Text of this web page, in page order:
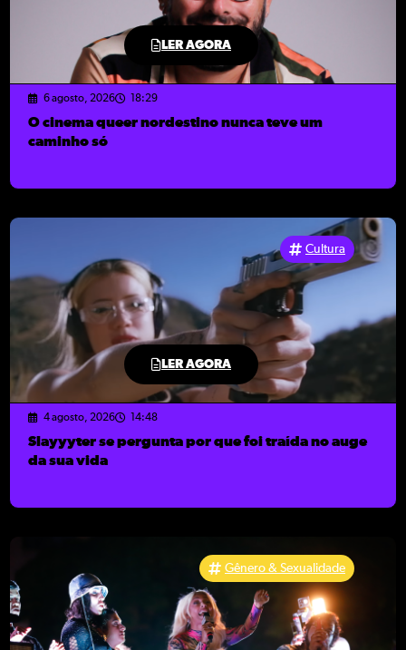
LER AGORA
6 agosto, 2026 18:29
O cinema queer nordestino nunca teve um
caminho só
LER AGORA
Cultura
4 agosto, 2026 14:48
Slayyyter se pergunta por que foi traída no auge
da sua vida
Gênero & Sexualidade